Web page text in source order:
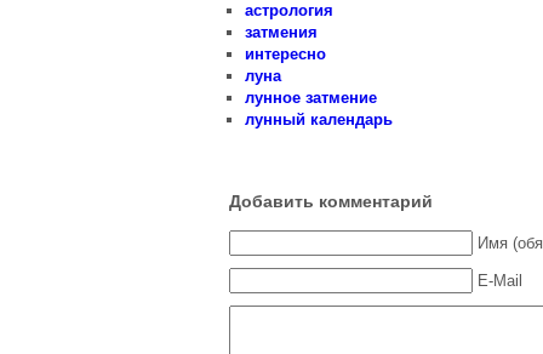
астрология
затмения
интересно
луна
лунное затмение
лунный календарь
Добавить комментарий
Имя
E-Mail